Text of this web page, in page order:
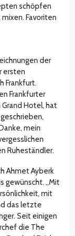
schöpfen
Favoriten
der
ersten
Frankfurt.
Frankfurter
Hotel, hat
mein
Ruheständler.
Ahmet Ayberk
gewünscht. „Mit
mit
das letzte
Seit einigen
die The